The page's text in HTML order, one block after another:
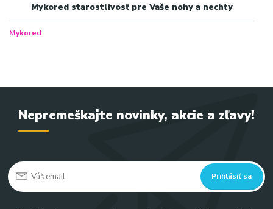
Mykored starostlivosť pre Vaše nohy a nechty
Mykored
Nepremeškajte novinky, akcie a zľavy!
Prihlásiť sa